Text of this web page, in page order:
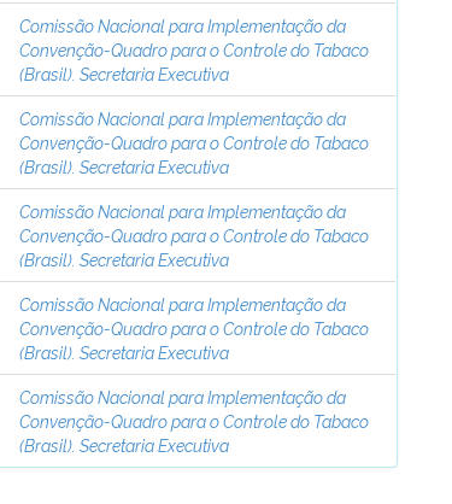
Comissão Nacional para Implementação da
Convenção-Quadro para o Controle do Tabaco
(Brasil). Secretaria Executiva
Comissão Nacional para Implementação da
Convenção-Quadro para o Controle do Tabaco
(Brasil). Secretaria Executiva
Comissão Nacional para Implementação da
Convenção-Quadro para o Controle do Tabaco
(Brasil). Secretaria Executiva
Comissão Nacional para Implementação da
Convenção-Quadro para o Controle do Tabaco
(Brasil). Secretaria Executiva
Comissão Nacional para Implementação da
Convenção-Quadro para o Controle do Tabaco
(Brasil). Secretaria Executiva